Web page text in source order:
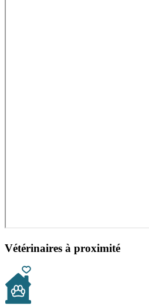
Vétérinaires à proximité